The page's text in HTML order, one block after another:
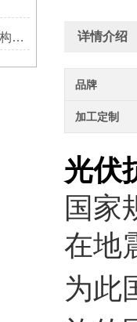
串联谐振电缆耐压装置组成结构详解 详情介绍
品牌
加工定制
光伏
国家
在地
为此